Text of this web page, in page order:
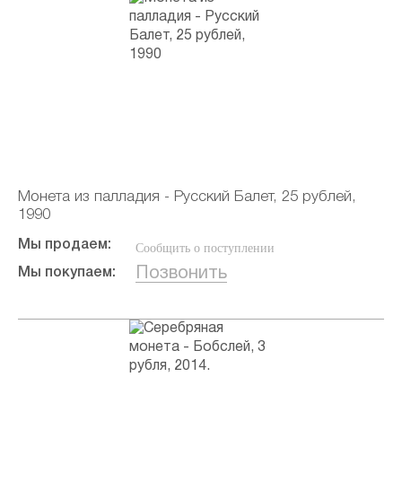
Монета из палладия - Русский Балет, 25 рублей,
1990
Мы продаем: Сообщить о поступлении
Мы покупаем: Позвонить